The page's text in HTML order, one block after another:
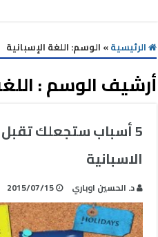
الرئيسية» الوسم: اللغة الإسبانية
أرشيف الوسم :
5 أسباب ستجعلك
الاسبانية
د. الحسين اوباري 2015/07/15